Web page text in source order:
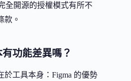
全開源的授權模式有所不
款。
功能差異嗎？
工具本身：Figma 的優勢